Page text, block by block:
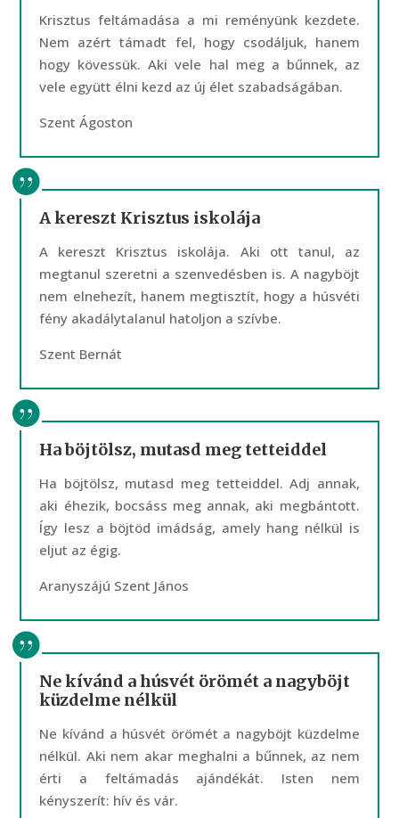
Krisztus feltámadása a mi reményünk kezdete.
Nem azért támadt fel, hogy csodáljuk, hanem
hogy kövessük. Aki vele hal meg a bűnnek, az
vele együtt élni kezd az új élet szabadságában.
Szent Ágoston
A kereszt Krisztus iskolája
A kereszt Krisztus iskolája. Aki ott tanul, az
megtanul szeretni a szenvedésben is. A nagyböjt
nem elnehezít, hanem megtisztít, hogy a húsvéti
fény akadálytalanul hatoljon a szívbe.
Szent Bernát
Ha böjtölsz, mutasd meg tetteiddel
Ha böjtölsz, mutasd meg tetteiddel. Adj annak,
aki éhezik, bocsáss meg annak, aki megbántott.
Így lesz a böjtöd imádság, amely hang nélkül is
eljut az égig.
Aranyszájú Szent János
Ne kívánd a húsvét örömét a nagyböjt
küzdelme nélkül
Ne kívánd a húsvét örömét a nagyböjt küzdelme
nélkül. Aki nem akar meghalni a bűnnek, az nem
érti a feltámadás ajándékát. Isten nem
kényszerít: hív és vár.